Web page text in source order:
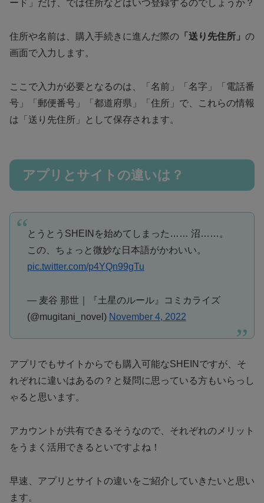
ード」だけ、では住所などはいつ登録するのでしょうか？
住所や名前は、購入手続きに進んだ際の 「送り先住所」 の
画面で入力します。
ここで入力が必要となるのは、「名前」「名字」「電話番
号」「郵便番号」「都道府県」「住所」で、これらの情報
は「送り先住所」として保存されます。
アプリとサイトの違いは？
とうとうSHEINを始めてしまった…… 沼……。
この、ちょっと微妙な日本語がかわいい。
pic.twitter.com/p4YQn99gTu
— 麦谷 那世｜『土星のルール』コミカライズ
(@mugitani_novel) November 4, 2022
アプリでもサイトからでも購入可能なSHEINですが、そ
れぞれに違いはあるの？と疑問に思っている方もいらっし
ゃると思います。
アカウントが共有できるそうなので、それぞれのメリット
をうまく活用できるといですよね！
早速、アプリとサイトの違いをご紹介していきたいと思い
ます。